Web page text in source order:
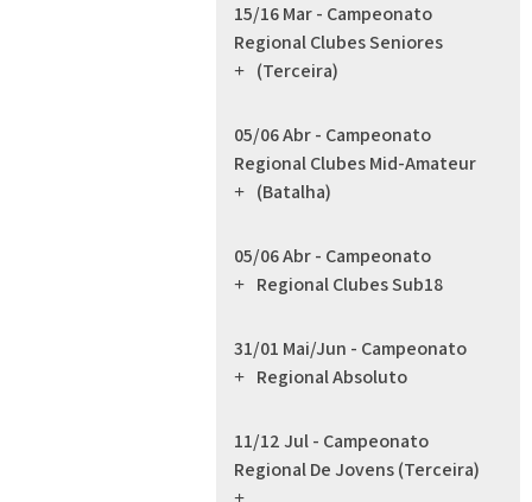
15/16 Mar - Campeonato
Regional Clubes Seniores
(Terceira)
05/06 Abr - Campeonato
Regional Clubes Mid-Amateur
(Batalha)
05/06 Abr - Campeonato
Regional Clubes Sub18
31/01 Mai/jun - Campeonato
Regional Absoluto
11/12 Jul - Campeonato
Regional De Jovens (Terceira)